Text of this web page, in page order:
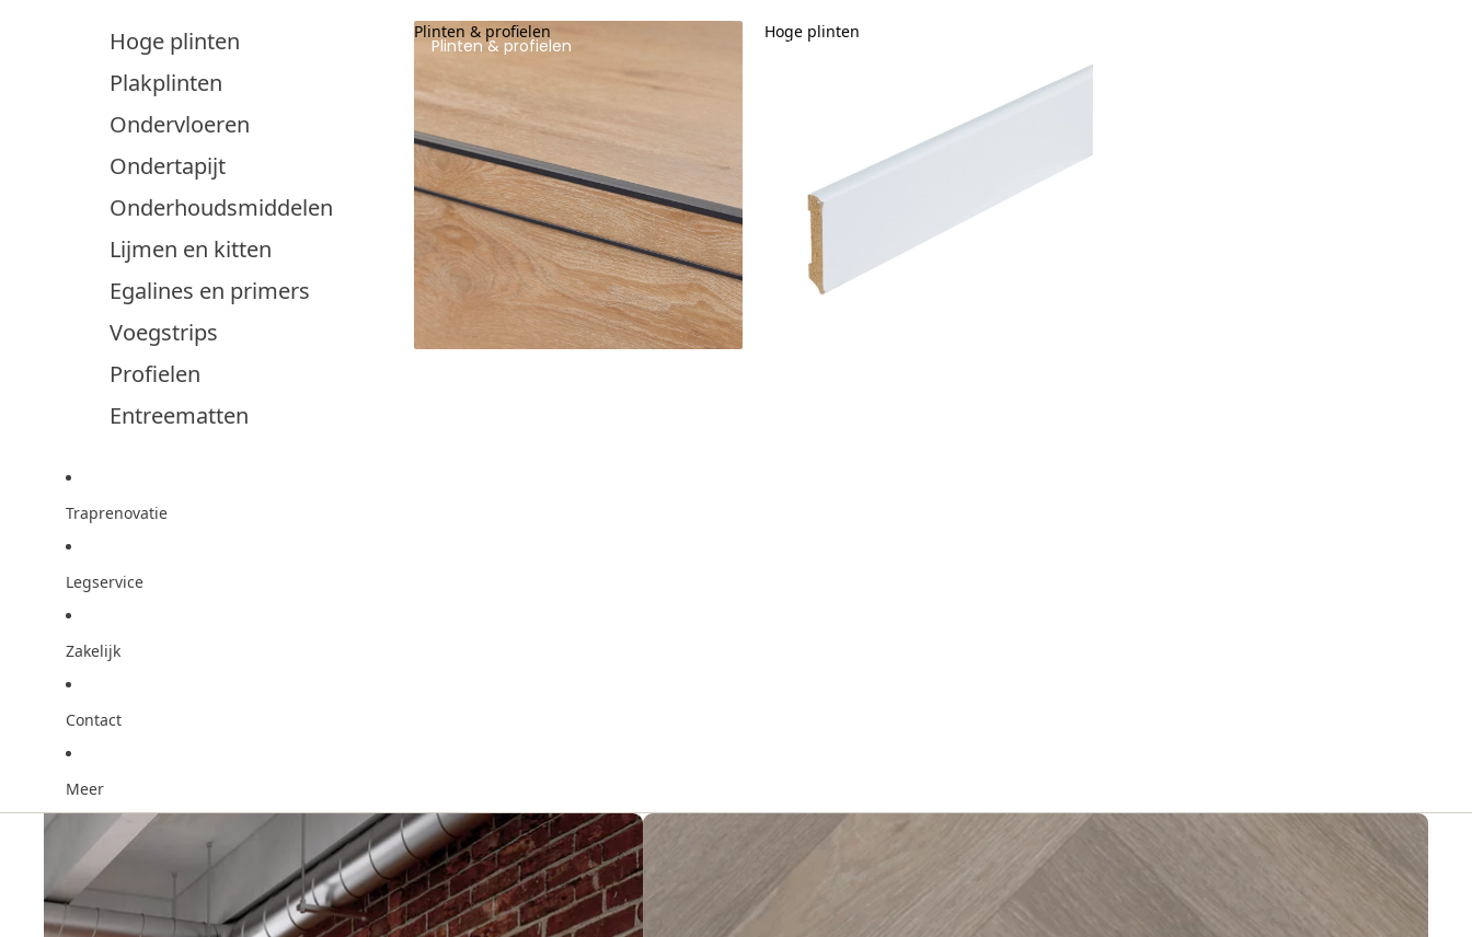
Hoge plinten
Plakplinten
Ondervloeren
Ondertapijt
Onderhoudsmiddelen
Lijmen en kitten
Egalines en primers
Voegstrips
Profielen
Entreematten
Plinten & profielen
Plinten & profielen
Hoge plinten
Hoge plinten
Traprenovatie
Legservice
Zakelijk
Contact
Meer
Ga direct naar de productinformatie